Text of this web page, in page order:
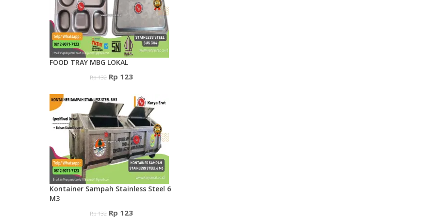
FOOD TRAY MBG LOKAL
Rp132 Harga
adalah:
Rp 132.
Rp 123Harga
ini
adalah:
Rp 123.
Kontainer Sampah Stainless Steel 6
M3
Rp132 Harga
Rp 123Harga